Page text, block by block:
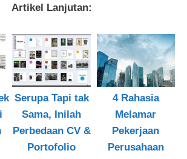
Artikel Lanjutan:
Serupa Tapi tak
Sama, Inilah
Perbedaan CV &
Portofolio
4 Rahasia
Melamar
Pekerjaan
Perusahaan